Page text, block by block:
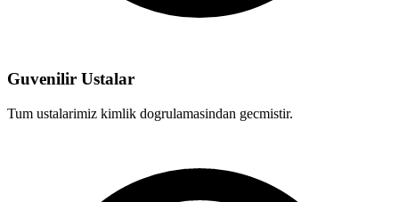
Guvenilir Ustalar
Tum ustalarimiz kimlik dogrulamasindan gecmistir.